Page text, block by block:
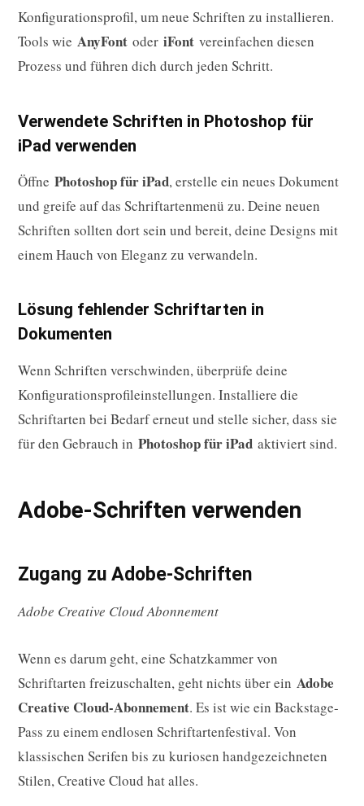
Konfigurationsprofil, um neue Schriften zu installieren.
Tools wie AnyFont oder iFont vereinfachen diesen
Prozess und führen dich durch jeden Schritt.
Verwendete Schriften in Photoshop für
iPad verwenden
Öffne Photoshop für iPad, erstelle ein neues Dokument
und greife auf das Schriftartenmenü zu. Deine neuen
Schriften sollten dort sein und bereit, deine Designs mit
einem Hauch von Eleganz zu verwandeln.
Lösung fehlender Schriftarten in
Dokumenten
Wenn Schriften verschwinden, überprüfe deine
Konfigurationsprofileinstellungen. Installiere die
Schriftarten bei Bedarf erneut und stelle sicher, dass sie
für den Gebrauch in Photoshop für iPad aktiviert sind.
Adobe-Schriften verwenden
Zugang zu Adobe-Schriften
Adobe Creative Cloud Abonnement
Wenn es darum geht, eine Schatzkammer von
Schriftarten freizuschalten, geht nichts über ein Adobe
Creative Cloud-Abonnement. Es ist wie ein Backstage-
Pass zu einem endlosen Schriftartenfestival. Von
klassischen Serifen bis zu kuriosen handgezeichneten
Stilen, Creative Cloud hat alles.